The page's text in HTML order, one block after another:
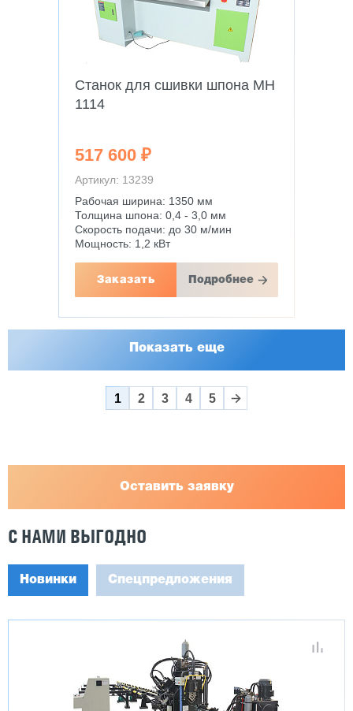
Станок для сшивки шпона MH
1114
517 600 ₽
Артикул: 13239
Рабочая ширина: 1350 мм
Толщина шпона: 0,4 - 3,0 мм
Скорость подачи: до 30 м/мин
Мощность: 1,2 кВт
Заказать Подробнее
Показать еще
1 2 3 4 5
Оставить заявку
С НАМИ ВЫГОДНО
Новинки Спецпредложения